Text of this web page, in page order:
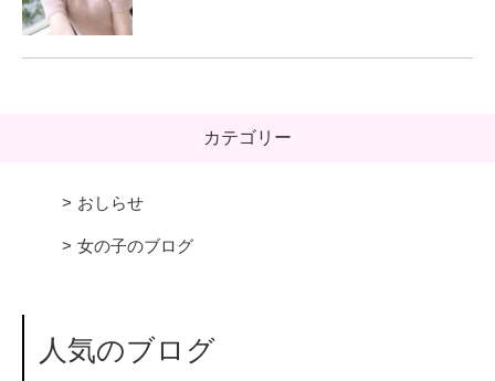
カテゴリー
おしらせ
女の子のブログ
人気のブログ